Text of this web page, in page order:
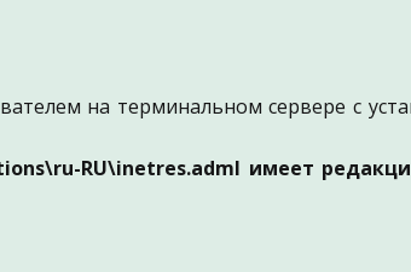
на терминальном сервере с
RU\inetres.adml имеет